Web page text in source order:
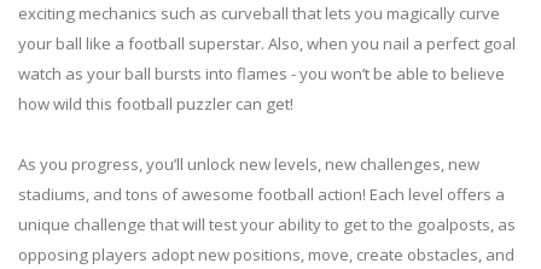
exciting mechanics such as curveball that lets you magically curve
your ball like a football superstar. Also, when you nail a perfect goal
watch as your ball bursts into flames - you won’t be able to believe
how wild this football puzzler can get!
As you progress, you’ll unlock new levels, new challenges, new
stadiums, and tons of awesome football action! Each level offers a
unique challenge that will test your ability to get to the goalposts, as
opposing players adopt new positions, move, create obstacles, and